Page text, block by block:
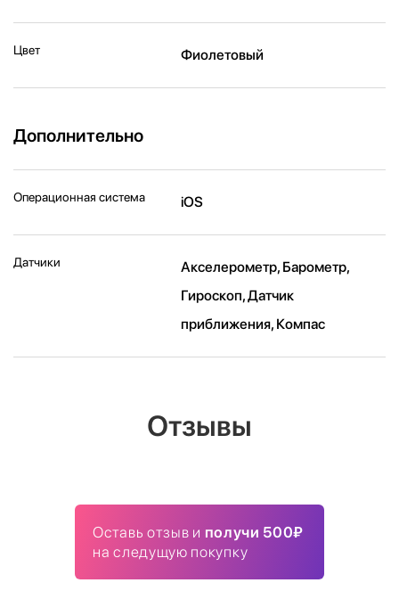
Цвет Фиолетовый
Дополнительно
Операционная система iOS
Датчики
Акселерометр, Барометр,
Гироскоп, Датчик
приближения, Компас
Отзывы
Оставь отзыв и получи 500₽
на следущую покупку